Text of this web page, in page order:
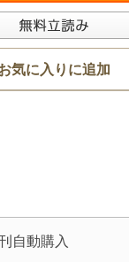
気に入りに追加
自動購入